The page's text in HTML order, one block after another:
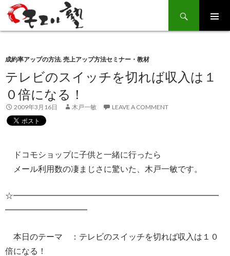
Search
SKIP
TO
成約率アップの方法, 売上アップ方法セミナー・教材
テレビのスイッチを切れば収入は１
０倍になる！
2009年3月16日 木戸一敏 LEAVE A COMMENT
ドコモショップに子供と一緒に行ったら
メール利用数の凄まじさに驚いた、木戸一敏です。
☆━━━━━━━━━━━━━━━━━━━━━━━━━
━━━━━━━━━━
本日のテーマ ：テレビのスイッチを切れば収入は１０
倍になる！